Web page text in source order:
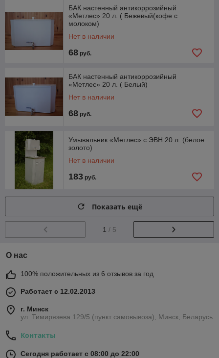
БАК настенный антикоррозийный
«Метлес» 20 л. ( Бежевый(кофе с
молоком)
Нет в наличии
68 руб.
БАК настенный антикоррозийный
«Метлес» 20 л. ( Белый)
Нет в наличии
68 руб.
Умывальник «Метлес» с ЭВН 20 л. (белое
золото)
Нет в наличии
183 руб.
Показать ещё
1 / 5
О нас
100% положительных из 6 отзывов за год
Работает с 12.02.2013
г. Минск
ул. Тимирязева 129/5 (пункт самовывоза), Минск, Беларусь
Контакты
Сегодня работает с 08:00 до 22:00